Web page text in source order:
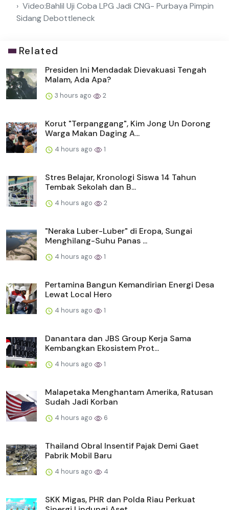
Video:Bahlil Uji Coba LPG Jadi CNG- Purbaya Pimpin
Sidang Debottleneck
Related
Presiden Ini Mendadak Dievakuasi Tengah
Malam, Ada Apa?
3 hours ago 2
Korut "Terpanggang", Kim Jong Un Dorong
Warga Makan Daging A...
4 hours ago 1
Stres Belajar, Kronologi Siswa 14 Tahun
Tembak Sekolah dan B...
4 hours ago 2
"Neraka Luber-Luber" di Eropa, Sungai
Menghilang-Suhu Panas ...
4 hours ago 1
Pertamina Bangun Kemandirian Energi Desa
Lewat Local Hero
4 hours ago 1
Danantara dan JBS Group Kerja Sama
Kembangkan Ekosistem Prot...
4 hours ago 1
Malapetaka Menghantam Amerika, Ratusan
Sudah Jadi Korban
4 hours ago 6
Thailand Obral Insentif Pajak Demi Gaet
Pabrik Mobil Baru
4 hours ago 4
SKK Migas, PHR dan Polda Riau Perkuat